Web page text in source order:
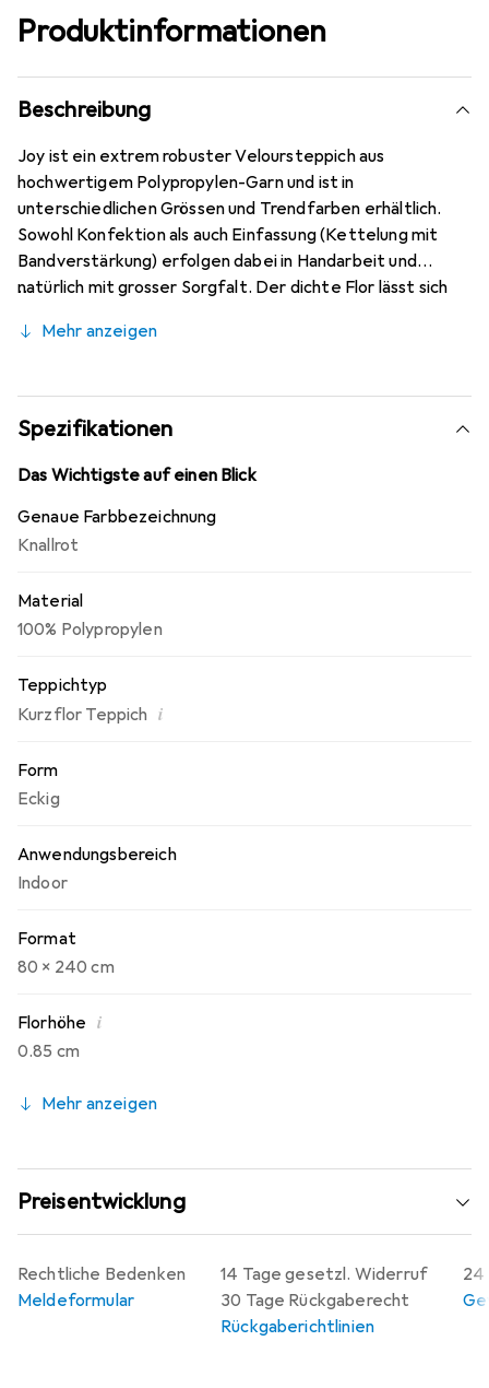
Produktinformationen
Beschreibung
Joy ist ein extrem robuster Veloursteppich aus
hochwertigem Polypropylen-Garn und ist in
unterschiedlichen Grössen und Trendfarben erhältlich.
Sowohl Konfektion als auch Einfassung (Kettelung mit
Bandverstärkung) erfolgen dabei in Handarbeit und
natürlich mit grosser Sorgfalt. Der dichte Flor lässt sich
Dieser Teppich ist schadstoffgeprüft durch die
Mehr anzeigen
Spezifikationen
Das Wichtigste auf einen Blick
Genaue Farbbezeichnung
Knallrot
Material
100% Polypropylen
Teppichtyp
Kurzflor Teppich i
Form
Eckig
Anwendungsbereich
Indoor
Format
80 x 240 cm
Florhöhe i
0.85 cm
Mehr anzeigen
Preisentwicklung
14 Tage gesetzl. Widerruf
30 Tage Rückgaberecht
Rückgaberichtlinien
24
Rechtliche Bedenken
Meldeformular